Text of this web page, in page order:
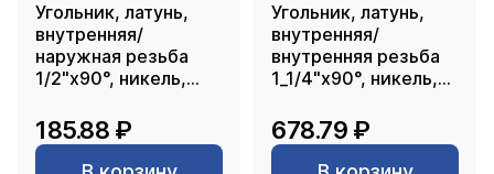
Угольник, латунь,
внутренняя/
наружная резьба
1/2"х90°, никель,
185.88 ₽
Угольник, латунь,
внутренняя/
внутренняя резьба
1_1/4"х90°, никель,
678.79 ₽